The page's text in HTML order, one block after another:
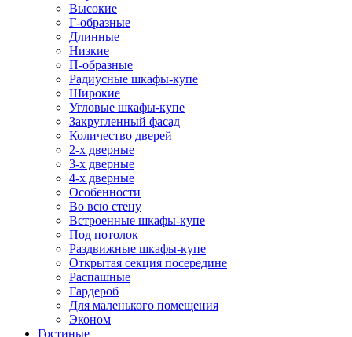
Высокие
Г-образные
Длинные
Низкие
П-образные
Радиусные шкафы-купе
Широкие
Угловые шкафы-купе
Закругленный фасад
Количество дверей
2-х дверные
3-х дверные
4-х дверные
Особенности
Во всю стену
Встроенные шкафы-купе
Под потолок
Раздвижные шкафы-купе
Открытая секция посередине
Распашные
Гардероб
Для маленького помещения
Эконом
Гостиные